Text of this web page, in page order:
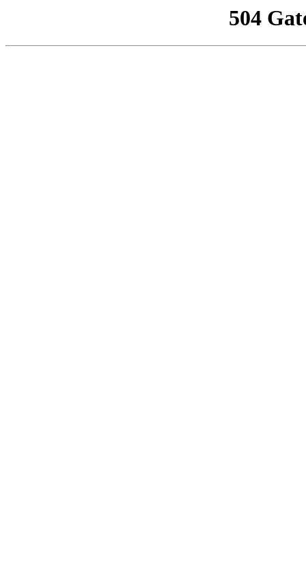
504